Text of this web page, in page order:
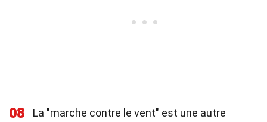
08
La "marche contre le vent" est une autre